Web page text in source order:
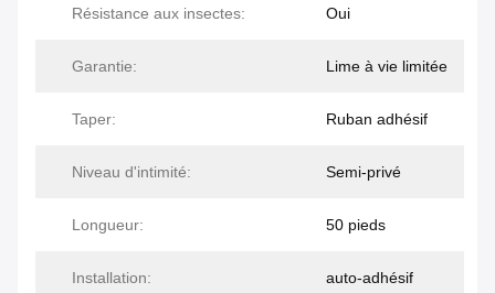
Résistance aux insectes: Oui
Garantie: Lime à vie limitée
Taper: Ruban adhésif
Niveau d'intimité: Semi-privé
Longueur: 50 pieds
Installation: auto-adhésif